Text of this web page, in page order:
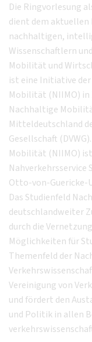
Die Ringvorlesung
dient dem aktuellen
nachhaltigen,
Wissenschaftlern
Mobilität und
ist eine Initiative
Mobilität (NIIMO)
Nachhaltige
Mitteldeutschland
Gesellschaft
Mobilität (NIIMO)
Nahverkehrsservice
Otto-von-Guericke-
Das Studienfeld
deutschlandweiter
durch die
Möglichkeiten für
Themenfeld der
Vereinigung von
und fördert den
und Politik in allen